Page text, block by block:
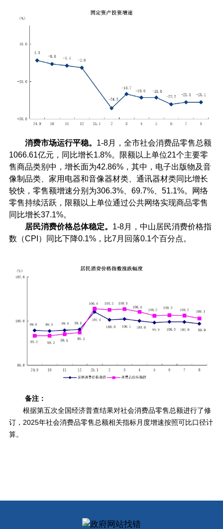
消费市场运行平稳。 1-8月，全市社会消费品零售总额
1066.61亿元，同比增长1.8%。限额以上单位21个主要零
售商品类别中，增长面为42.86%，其中，电子出版物及音
像制品类、家用电器和音像器材类、通讯器材类同比增长
较快，零售额增速分别为306.3%、69.7%、51.1%。网络
零售持续活跃，限额以上单位通过公共网络实现商品零售
同比增长37.1%。
居民消费价格总体稳定。 1-8月，中山居民消费价格指
数（CPI）同比下降0.1%，比7月回落0.1个百分点。
备注：
根据第五次全国经济普查结果对社会消费品零售总额进行了修
订，2025年社会消费品零售总额相关指标月度增速按照可比口径计
算。